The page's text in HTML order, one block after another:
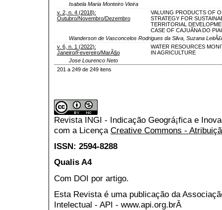
Isabela Maria Monteiro Vieira
v. 2, n. 4 (2018):
Outubro/Novembro/Dezembro
VALUING PRODUCTS OF
STRATEGY FOR
TERRITORIAL
CASE OF CAJUÃNA DO
Wanderson de Vasconcelos Rodrigues da Silva, Suzana
v. 6, n. 1 (2022):
Janeiro/Fevereiro/MarÃ§o
WATER RESOURCES
IN AGRICULTURE
Jose Lourenco Neto
201 a 249 de 249 itens
Revista INGI - Indicação Geográ¡fica e
com a Licença Creative Commons -
ISSN: 2594-8288
Qualis A4
Com DOI por artigo.
Esta Revista é uma publicação da
Intelectual - API - www.api.org.brÂ